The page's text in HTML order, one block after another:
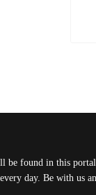
found in this
day. Be with us